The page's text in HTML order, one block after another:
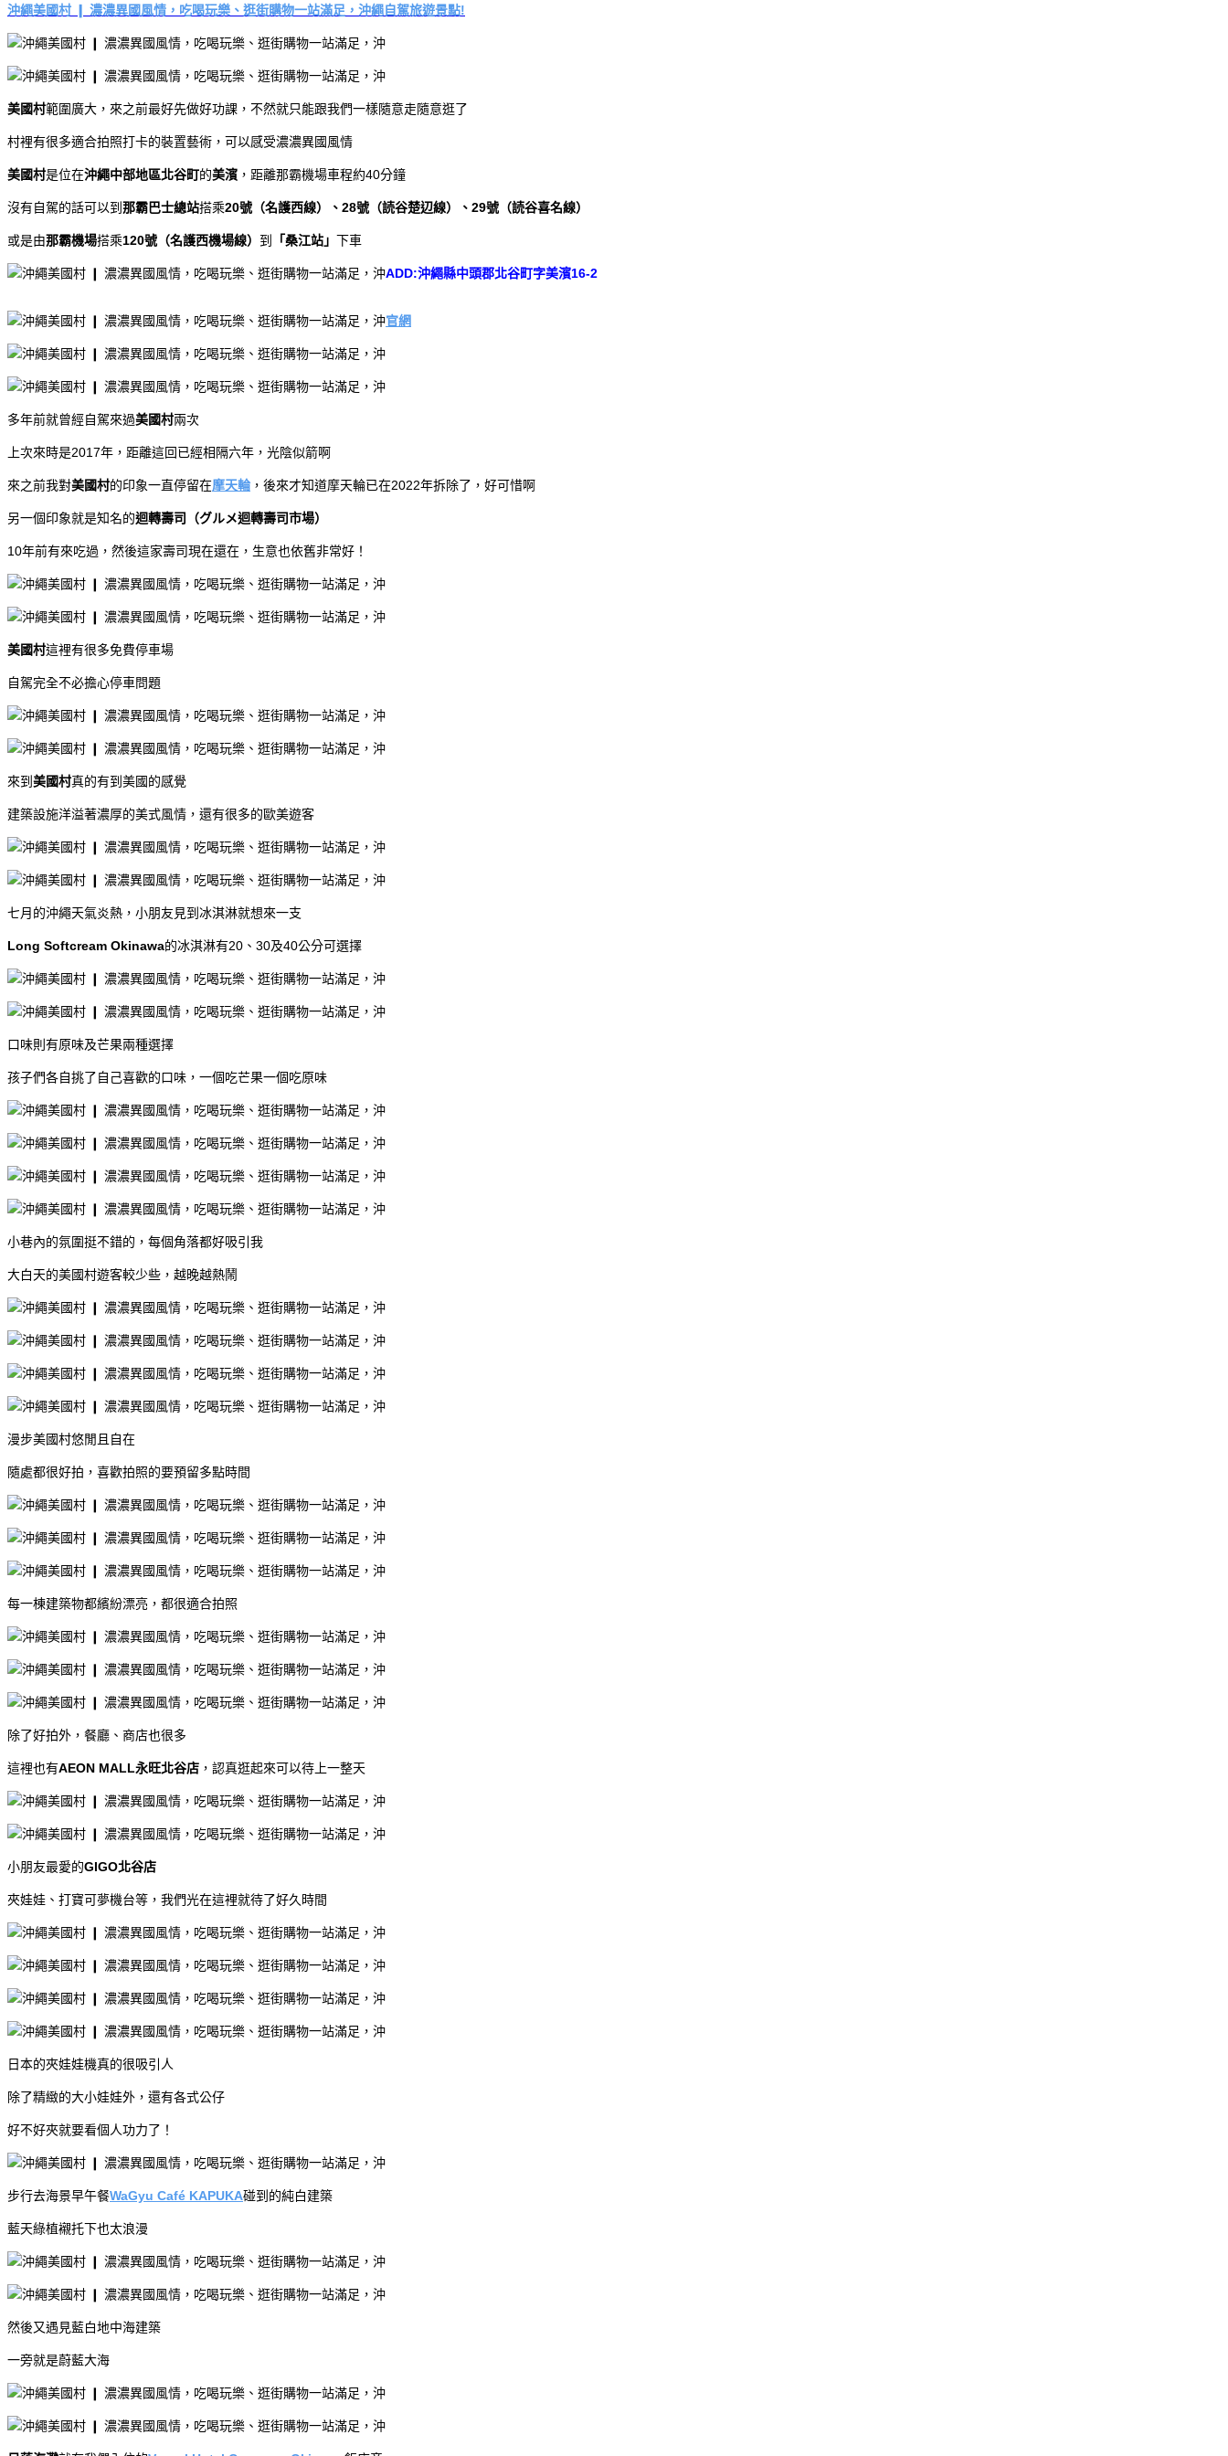
沖繩美國村 ❙ 濃濃異國風情，吃喝玩樂、逛街購物一站滿足，沖繩自駕旅遊景點!
美國村範圍廣大，來之前最好先做好功課，不然就只能跟我們一樣隨意走隨意逛了
村裡有很多適合拍照打卡的裝置藝術，可以感受濃濃異國風情
美國村是位在沖繩中部地區北谷町的美濱 ，距離那霸機場車程約40分鐘
沒有自駕的話可以到 那霸巴士總站搭乘20號（名護西線）、28號（読谷楚辺線）、29號（読谷喜名線）
或是由那霸機場搭乘120號（名護西機場線） 到 「桑江站」 下車
ADD:沖繩縣中頭郡北谷町字美濱16-2
官網
多年前就曾經自駕來過美國村兩次
上次來時是2017年，距離這回已經相隔六年，光陰似箭啊
來之前我對美國村的印象一直停留在摩天輪 ，後來才知道摩天輪已在2022年拆除了，好可惜啊
另一個印象就是知名的迴轉壽司（グルメ迴轉壽司市場）
10年前有來吃過，然後這家壽司現在還在，生意也依舊非常好！
美國村這裡有很多免費停車場
自駕完全不必擔心停車問題
來到 美國村真的有到美國的感覺
建築設施洋溢著濃厚的美式風情，還有很多的歐美遊客
七月的沖繩天氣炎熱，小朋友見到冰淇淋就想來一支
Long Softcream Okinawa的冰淇淋有20、30及40公分可選擇
口味則有原味及芒果兩種選擇
孩子們各自挑了自己喜歡的口味，一個吃芒果一個吃原味
小巷內的氛圍挺不錯的，每個角落都好吸引我
大白天的美國村遊客較少些，越晚越熱鬧
漫步美國村悠閒且自在
隨處都很好拍，喜歡拍照的要預留多點時間
每一棟建築物都繽紛漂亮，都很適合拍照
除了好拍外，餐廳、商店也很多
這裡也有AEON MALL永旺北谷店 ，認真逛起來可以待上一整天
小朋友最愛的GIGO北谷店
夾娃娃、打寶可夢機台等，我們光在這裡就待了好久時間
日本的夾娃娃機真的很吸引人
除了精緻的大小娃娃外，還有各式公仔
好不好夾就要看個人功力了！
步行去海景早午餐WaGyu Café KAPUKA碰到的純白建築
藍天綠植襯托下也太浪漫
然後又遇見藍白地中海建築
一旁就是蔚藍大海